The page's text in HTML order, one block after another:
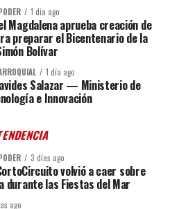
1 día ago
Magdalena aprueba creación de
preparar el Bicentenario de la
Bolívar
1 día ago
Salazar — Ministerio de
e Innovación
3 días ago
volvió a caer sobre
durante las Fiestas del Mar
ago